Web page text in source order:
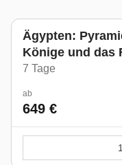
Ägypten:
Könige und das
7 Tage
ab
649 €